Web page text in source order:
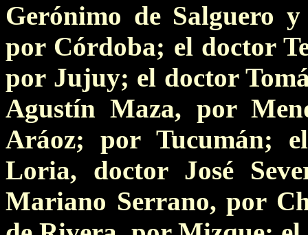
Gerónimo de Salguero
por Córdoba; el doctor
por Jujuy; el doctor
Agustín Maza, por
Aráoz; por Tucumán;
Loria, doctor José
Mariano Serrano, por